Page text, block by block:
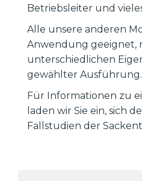
Betriebsleiter und
Alle unsere anderen
Anwendung geeignet,
unterschiedlichen
gewählter Ausführung.
Für Informationen zu
laden wir Sie ein, sich
Fallstudien der